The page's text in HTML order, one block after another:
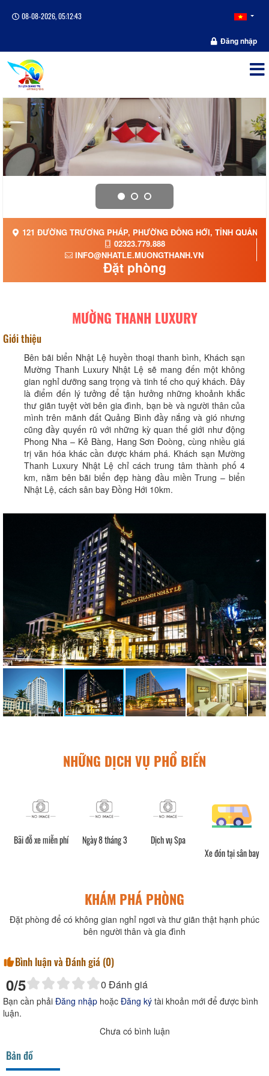
08-08-2026, 05:12:44
Đăng nhập
121 ĐƯỜNG TRƯƠNG PHÁP, PHƯỜNG ĐỒNG HỚI, TỈNH QUẢNG
02323.779.888
INFO@NHATLE.MUONGTHANH.VN
Đặt phòng
MƯỜNG THANH LUXURY
Giới thiệu
Bên bãi biển Nhật Lệ huyền thoại thanh bình, Khách sạn
Mường Thanh Luxury Nhật Lệ sẽ mang đến một không
gian nghỉ dưỡng sang trọng và tinh tế cho quý khách. Đây
là điểm đến lý tưởng để tận hưởng những khoảnh khắc
thư giãn tuyệt vời bên gia đình, bạn bè và người thân của
mình trên mãnh đất Quảng Bình đầy nắng và gió nhưng
cũng đầy quyến rũ với những kỳ quan thế giới như động
Phong Nha – Kẻ Bàng, Hang Sơn Đoòng, cùng nhiều giá
trị văn hóa khác cần được khám phá. Khách sạn Mường
Thanh Luxury Nhật Lệ chỉ cách trung tâm thành phố 4
km, nằm bên bãi biển đẹp hàng đầu miền Trung – biển
Nhật Lệ, cách sân bay Đồng Hới 10km.
NHỮNG DỊCH VỤ PHỔ BIẾN
Bãi đỗ xe miễn phí Ngày 8 tháng 3
Dịch vụ Spa
Xe đón tại sân bay
KHÁM PHÁ PHÒNG
Đặt phòng để có không gian nghỉ ngơi và thư giãn thật hạnh phúc
bên người thân và gia đình
Bình luận và Đánh giá (0)
0/5 0 Đánh giá
Bạn cần phải Đăng nhập hoặc Đăng ký tài khoản mới để được bình
luận.
Chưa có bình luận
Bản đồ